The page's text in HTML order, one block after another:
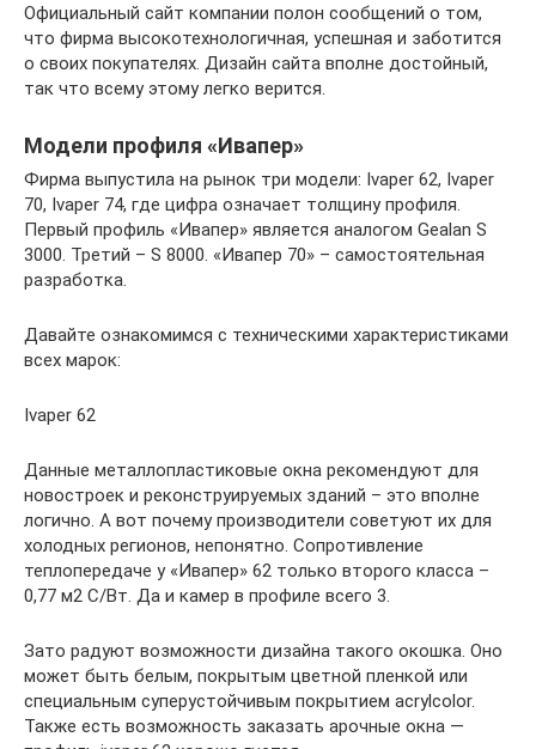
Официальный сайт компании полон сообщений о том,
что фирма высокотехнологичная, успешная и заботится
о своих покупателях. Дизайн сайта вполне достойный,
так что всему этому легко верится.
Модели профиля «Ивапер»
Фирма выпустила на рынок три модели: Ivaper 62, Ivaper
70, Ivaper 74, где цифра означает толщину профиля.
Первый профиль «Ивапер» является аналогом Gealan S
3000. Третий – S 8000. «Ивапер 70» – самостоятельная
разработка.
Давайте ознакомимся с техническими характеристиками
всех марок:
Ivaper 62
Данные металлопластиковые окна рекомендуют для
новостроек и реконструируемых зданий – это вполне
логично. А вот почему производители советуют их для
холодных регионов, непонятно. Сопротивление
теплопередаче у «Ивапер» 62 только второго класса –
0,77 м2 С/Вт. Да и камер в профиле всего 3.
Зато радуют возможности дизайна такого окошка. Оно
может быть белым, покрытым цветной пленкой или
специальным суперустойчивым покрытием acrylcolor.
Также есть возможность заказать арочные окна —